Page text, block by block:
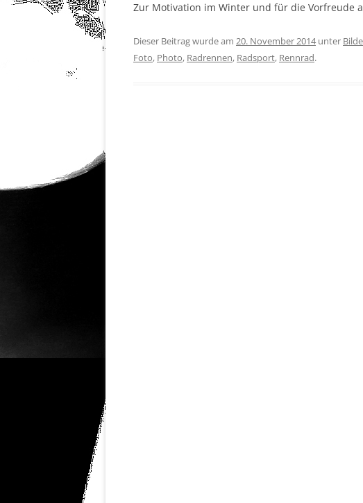
Zur Motivation im Winter und für die Vorfreude
Dieser Beitrag wurde am 20. November 2014unter
Foto, Photo, Radrennen, Radsport, Rennrad.